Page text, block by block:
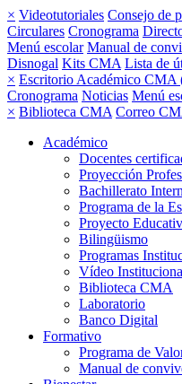
× Videotutoriales Consejo de
Circulares Cronograma
Menú escolar Manual de
Disnogal Kits CMA Lista de
× Escritorio Académico CMA
Cronograma Noticias Menú
× Biblioteca CMA Correo
Académico
Docentes
Proyección
Bachillerato
Programa de la
Proyecto
Bilingüismo
Programas
Vídeo
Biblioteca CMA
Laboratorio
Banco Digital
Formativo
Programa de
Manual de